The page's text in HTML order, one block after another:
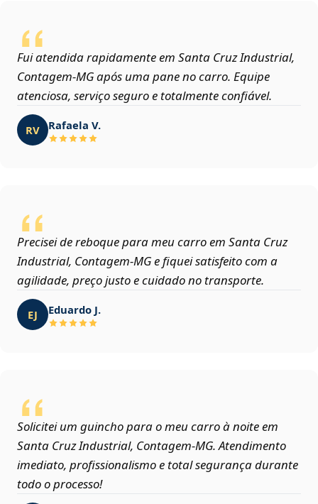
Fui atendida rapidamente em Santa Cruz Industrial,
Contagem‑MG após uma pane no carro. Equipe
atenciosa, serviço seguro e totalmente confiável.
RV Rafaela V.
Precisei de reboque para meu carro em Santa Cruz
Industrial, Contagem‑MG e fiquei satisfeito com a
agilidade, preço justo e cuidado no transporte.
EJ Eduardo J.
Solicitei um guincho para o meu carro à noite em
Santa Cruz Industrial, Contagem‑MG. Atendimento
imediato, profissionalismo e total segurança durante
todo o processo!